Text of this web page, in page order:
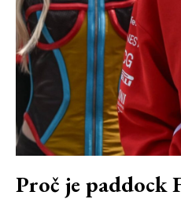
Proč je paddock